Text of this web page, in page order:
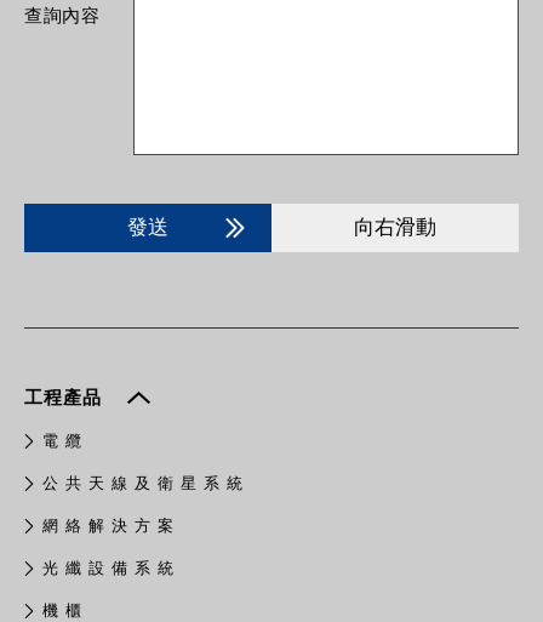
查詢內容
發送 向右滑動
工程產品
電 纜
公 共 天 線 及 衛 星 系 統
網 絡 解 決 方 案
光 纖 設 備 系 統
機 櫃